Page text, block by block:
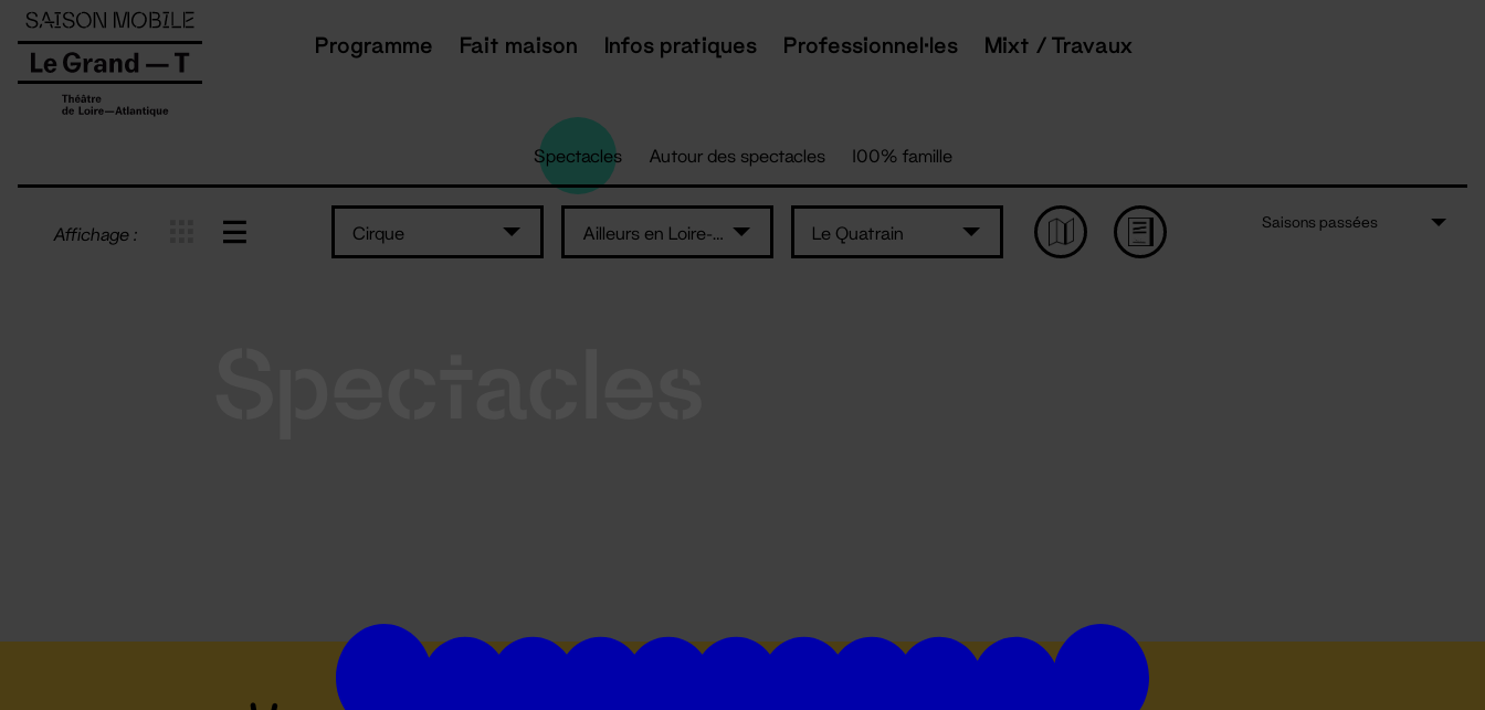
Programme Fait maison Infos pratiques Professionnel·les Mixt / Travaux
Spectacles Autour des spectacles 100% famille
Affichage : Cirque Ailleurs en Loire-Atlantique Le Quatrain
Saisons passées
Panneau de gestion des cookies